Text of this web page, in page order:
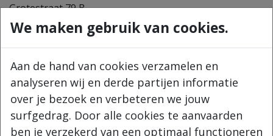
Grotestraat 79 B
8421 De Haan
0477 57 38 25
info@lichtaanzee.be
BTW BE 0888 438 440
Navigeer
Home
We maken gebruik van cookies.
Aan de hand van cookies verzamelen en
analyseren wij en derde partijen informatie
over je bezoek en verbeteren we jouw
surfgedrag. Door alle cookies te aanvaarden
ben je verzekerd van een optimaal functioneren